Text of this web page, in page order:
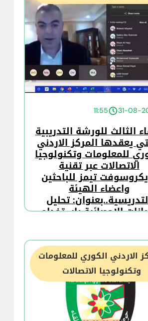
31-08-
11:55
الثالث للورشة التدريبية
يعقدها المركز الاردني
للمعلومات وتكنولوجيا
الاتصالات عبر تقنية
تيمز للباحثين
واعضاء الهيئة
تحليل
الاحصائية باستخدام
الاردني الكوري للمعلومات
وتكنولوجيا الاتصالات